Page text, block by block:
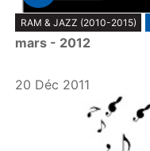
P
l
a
RAM & JAZZ (2010-2015)
mars - 2012
20 Déc 2011